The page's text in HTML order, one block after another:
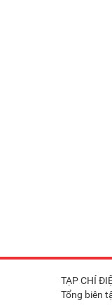
TẠP CHÍ
Tổng biên